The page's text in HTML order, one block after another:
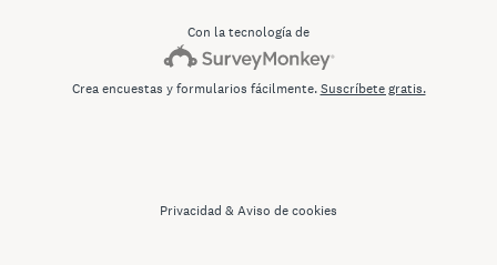
Con la tecnología de
Crea encuestas y formularios fácilmente.Suscríbete gratis.
Privacidad &Aviso de cookies